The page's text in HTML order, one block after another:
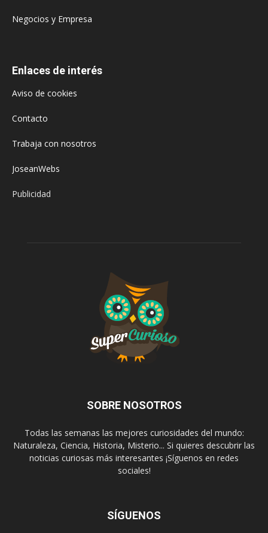
Negocios y Empresa
Enlaces de interés
Aviso de cookies
Contacto
Trabaja con nosotros
JoseanWebs
Publicidad
SOBRE NOSOTROS
Todas las semanas las mejores curiosidades del mundo:
Naturaleza, Ciencia, Historia, Misterio... Si quieres descubrir las
noticias curiosas más interesantes ¡Síguenos en redes
sociales!
SÍGUENOS